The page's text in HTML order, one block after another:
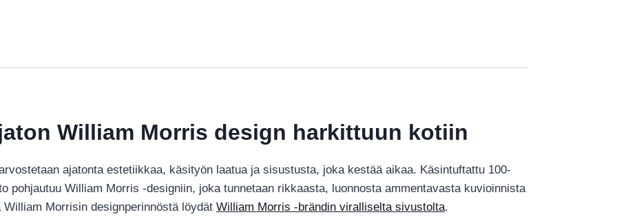
Morris
sisustukseen
määrä
William Morris design harkittuun kotiin
ajatonta estetiikkaa, käsityön laatua ja sisustusta, joka kestää aikaa. Käsintuftattu 100-
pohjautuu William Morris -designiin, joka tunnetaan rikkaasta, luonnosta ammentavasta kuvioinnista
Morrisin designperinnöstä löydät William Morris -brändin viralliselta sivustolta.